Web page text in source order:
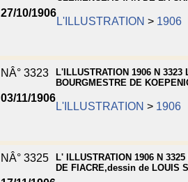
27/10/1906
L'ILLUSTRATION > 1906
NÂ° 3323
03/11/1906
L'ILLUSTRATION 1906 N 3323
BOURGMESTRE DE
L'ILLUSTRATION > 1906
NÂ° 3325
L' ILLUSTRATION 1906 N
DE FIACRE,dessin de LOUIS